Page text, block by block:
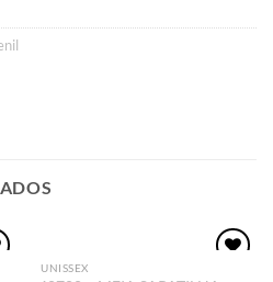
UNISSEX